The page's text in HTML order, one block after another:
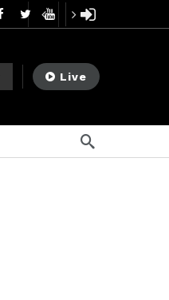
1 semana ago
Live